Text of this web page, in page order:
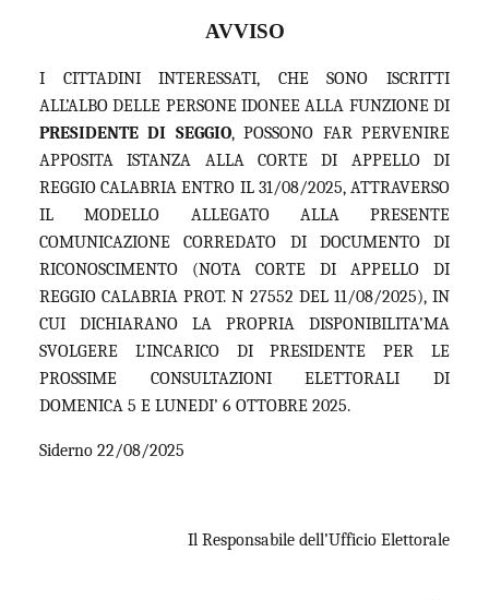
AVVISO
I CITTADINI INTERESSATI, CHE SONO ISCRITTI
ALL’ALBO DELLE PERSONE IDONEE ALLA FUNZIONE DI
PRESIDENTE DI SEGGIO, POSSONO FAR PERVENIRE
APPOSITA ISTANZA ALLA CORTE DI APPELLO DI
REGGIO CALABRIA ENTRO IL 31/08/2025, ATTRAVERSO
IL MODELLO ALLEGATO ALLA PRESENTE
COMUNICAZIONE CORREDATO DI DOCUMENTO DI
RICONOSCIMENTO (NOTA CORTE DI APPELLO DI
REGGIO CALABRIA PROT. N 27552 DEL 11/08/2025), IN
CUI DICHIARANO LA PROPRIA DISPONIBILITA’MA
SVOLGERE L’INCARICO DI PRESIDENTE PER LE
PROSSIME CONSULTAZIONI ELETTORALI DI
DOMENICA 5 E LUNEDI’ 6 OTTOBRE 2025.
Siderno 22/08/2025
Il Responsabile dell’Ufficio Elettorale